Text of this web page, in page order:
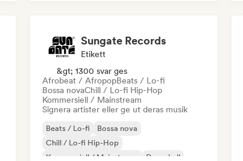
Sungate Records
Etikett
&gt; 1300 svar ges
Afrobeat / AfropopBeats / Lo-fi
Bossa novaChill / Lo-fi Hip-Hop
Kommersiell / Mainstream
Signera artister eller ge ut deras musik
Beats / Lo-fi
Bossa nova
Chill / Lo-fi Hip-Hop
Kommersiell / Mainstream
Dancehall